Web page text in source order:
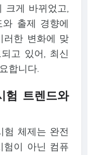
크게 바뀌었고,
출제 경향에
러한 변화에 맞
고 있어, 최신
합니다.
트렌드와
험 체제는 완전
험이 아닌 컴퓨